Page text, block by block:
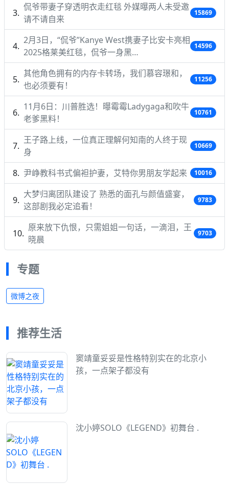
侃爷带妻子穿透明衣走红毯 外媒曝两人未受邀
请不请自来
15869
2月3日，“侃爷”Kanye West携妻子比安卡亮相
2025格莱美红毯，侃爷一身黑…
14596
其他角色拥有的内存卡转场，我们慕容璟和，
也必须要有！
11256
11月6日：川普胜选！曝霉霉Ladygaga和吹牛
老爹黑料！
10761
王子路上线，一位真正理解何知南的人终于现
身
10669
尹峥教科书式偏袒护妻，艾特你男朋友学起来 10016
大梦归离团队建设了 熟悉的面孔与颜值盛宴，
这部剧我必定追看！
9783
原来放下仇恨，只需姐姐一句话，一滴泪，王
晓晨
9703
专题
微博之夜
推荐生活
窦靖童妥妥是性格特别实在的北京小
孩，一点架子都没有
沈小婷SOLO《LEGEND》初舞台 .